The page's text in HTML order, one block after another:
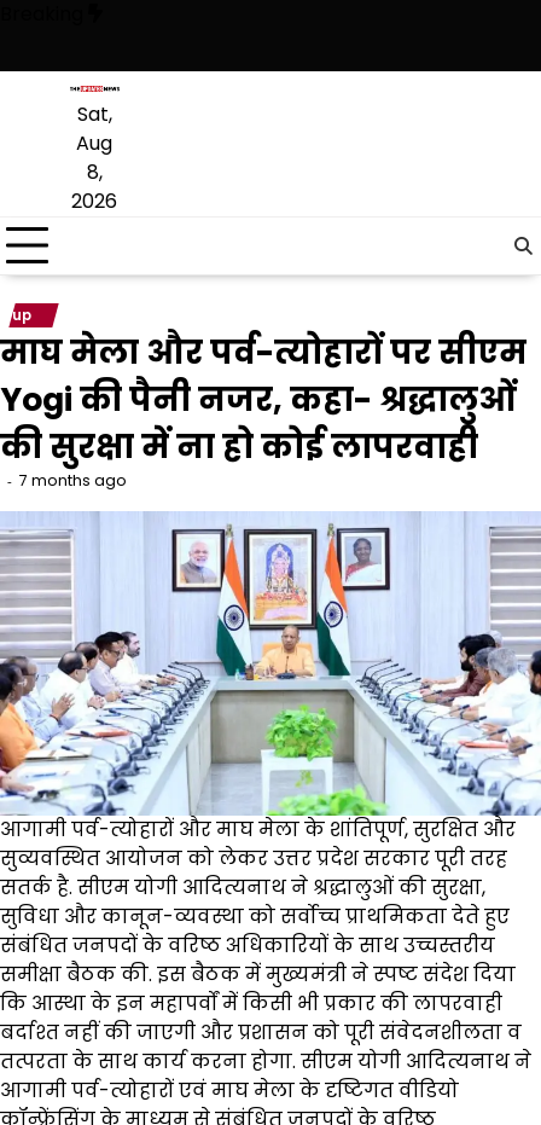
content
Sat,
Aug
8,
2026
up
माघ मेला और पर्व-त्योहारों पर सीएम
Yogi की पैनी नजर, कहा- श्रद्धालुओं
की सुरक्षा में ना हो कोई लापरवाही
7 months ago
आगामी पर्व-त्योहारों और माघ मेला के शांतिपूर्ण, सुरक्षित और
सुव्यवस्थित आयोजन को लेकर उत्तर प्रदेश सरकार पूरी तरह
सतर्क है. सीएम योगी आदित्यनाथ ने श्रद्धालुओं की सुरक्षा,
सुविधा और कानून-व्यवस्था को सर्वोच्च प्राथमिकता देते हुए
संबंधित जनपदों के वरिष्ठ अधिकारियों के साथ उच्चस्तरीय
समीक्षा बैठक की. इस बैठक में मुख्यमंत्री ने स्पष्ट संदेश दिया
कि आस्था के इन महापर्वों में किसी भी प्रकार की लापरवाही
बर्दाश्त नहीं की जाएगी और प्रशासन को पूरी संवेदनशीलता व
तत्परता के साथ कार्य करना होगा. सीएम योगी आदित्यनाथ ने
आगामी पर्व-त्योहारों एवं माघ मेला के दृष्टिगत वीडियो